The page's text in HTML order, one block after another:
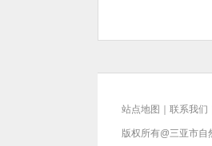
站点地图 ｜ 联系我们
版权所有@三亚市自